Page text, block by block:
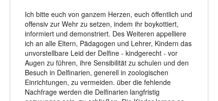
Ich bitte euch von ganzem Herzen, euch öffentlich und
offensiv zur Wehr zu setzen, indem ihr boykottiert,
informiert und demonstriert. Des Weiteren appelliere
ich an alle Eltern, Pädagogen und Lehrer, Kindern das
unvorstellbare Leid der Delfine - kindgerecht - vor
Augen zu führen, ihre Sensibilität zu schulen und den
Besuch in Delfinarien, generell in zoologischen
Einrichtungen, zu vermeiden. über die fehlende
Nachfrage werden die Delfinarien langfristig